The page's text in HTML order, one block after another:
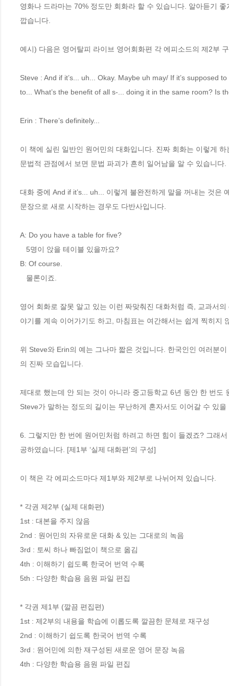
영화나 드라마는 70% 정도만 회화라 할 수 있습니다. 알아듣기
깝습니다.
예시) 다음은 영어탈피 라이브 영어회화편 각 에피소드의 제2부
Steve : And if it’s... uh... Okay. Maybe uh may/ If it’s supposed
to... What’s the benefit of all s-... doing it in the same room? Is
Erin : There’s definitely...
이 책에 실린 일반인 원어민의 대화입니다. 진짜 회화는 이렇게
문법적 관점에서 보면 문법 파괴가 흔히 일어남을 알 수 있습니
대화 중에 And if it’s... uh... 이렇게 불완전하게 말을 꺼내는 것은
문장으로 새로 시작하는 경우도 다반사입니다.
A: Do you have a table for five?
B: Of course.
영어 회화로 잘못 알고 있는 이런 짜맞춰진 대화처럼 즉, 교과서
야기를 계속 이어가기도 하고, 마침표는 여간해서는 쉽게 찍히지
위 Steve와 Erin의 예는 그나마 짧은 것입니다. 한국인인 여러분
의 진짜 모습입니다.
제대로 했는데 안 되는 것이 아니라 중고등학교 6년 동안 한 번
Steve가 말하는 정도의 길이는 무난하게 혼자서도 이어갈 수 있
6. 그렇지만 한 번에 원어민처럼 하려고 하면 힘이 들겠죠? 그래
공하였습니다. [제1부 ‘실제 대화편’의 구성]
이 책은 각 에피소드마다 제1부와 제2부로 나뉘어져 있습니다.
* 각권 제2부 (실제 대화편)
1st : 대본을 주지 않음
2nd : 원어민의 자유로운 대화 & 있는 그대로의 녹음
3rd : 토씨 하나 빠짐없이 책으로 옮김
4th : 이해하기 쉽도록 한국어 번역 수록
5th : 다양한 학습용 음원 파일 편집
* 각권 제1부 (깔끔 편집편)
1st : 제2부의 내용을 학습에 이롭도록 깔끔한 문체로 재구성
2nd : 이해하기 쉽도록 한국어 번역 수록
3rd : 원어민에 의한 재구성된 새로운 영어 문장 녹음
4th : 다양한 학습용 음원 파일 편집